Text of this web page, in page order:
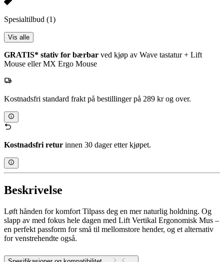
Spesialtilbud (1)
Vis alle
GRATIS* stativ for bærbar ved kjøp av Wave tastatur + Lift
Mouse eller MX Ergo Mouse
Kostnadsfri standard frakt på bestillinger på 289 kr og over.
Kostnadsfri retur innen 30 dager etter kjøpet.
Beskrivelse
Løft hånden for komfort Tilpass deg en mer naturlig holdning. Og
slapp av med fokus hele dagen med Lift Vertikal Ergonomisk Mus –
en perfekt passform for små til mellomstore hender, og et alternativ
for venstrehendte også.